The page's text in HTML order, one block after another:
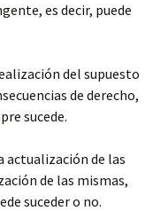
es decir, puede
del supuesto
de derecho,
sucede.
de las
de las mismas,
suceder o no.